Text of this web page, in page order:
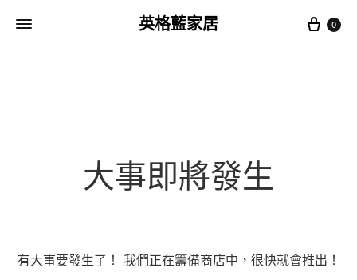
英格藍家居 Cart
0
大事即將發生
有大事要發生了！ 我們正在籌備商店中，很快就會推出！